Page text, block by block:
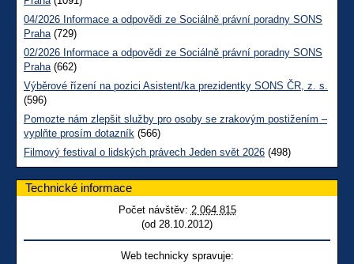
04/2026 Informace a odpovědi ze Sociálně právní poradny SONS
Praha(729)
02/2026 Informace a odpovědi ze Sociálně právní poradny SONS
Praha(662)
Výběrové řízení na pozici Asistent/ka prezidentky SONS ČR, z. s.
(596)
Pomozte nám zlepšit služby pro osoby se zrakovým postižením –
vyplňte prosím dotazník (566)
Filmový festival o lidských právech Jeden svět 2026 (498)
Technické informace
Počet návštěv: 2 064 815
(od 28.10.2012)
Web technicky spravuje: